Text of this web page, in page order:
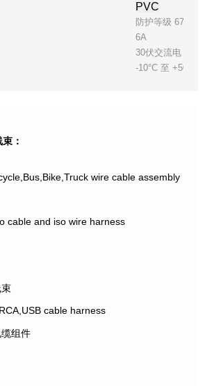
PVC
防护等级 67
6A
30伏交流电
-10°C 至 +50°C
：
wire cable assembly
cable and iso wire harness
cable harness
组件